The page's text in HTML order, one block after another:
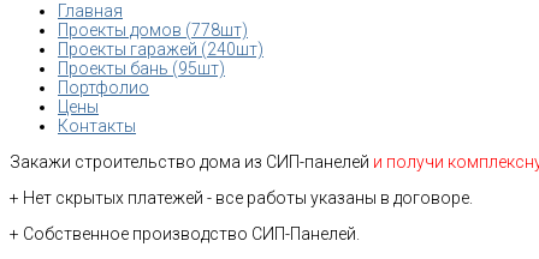
Главная
Проекты домов (778шт)
Проекты гаражей (240шт)
Проекты бань (95шт)
Портфолио
Цены
Контакты
Закажи строительство дома из СИП-панелей и получи
+ Нет скрытых платежей - все работы указаны в договоре.
+ Собственное производство СИП-Панелей.